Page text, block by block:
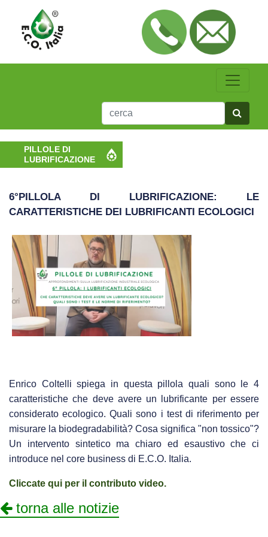
PILLOLE DI
LUBRIFICAZIONE
6°PILLOLA DI LUBRIFICAZIONE: LE
CARATTERISTICHE DEI LUBRIFICANTI ECOLOGICI
Enrico Coltelli spiega in questa pillola quali sono le 4
caratteristiche che deve avere un lubrificante per essere
considerato ecologico. Quali sono i test di riferimento per
misurare la biodegradabilità? Cosa significa "non tossico"?
Un intervento sintetico ma chiaro ed esaustivo che ci
introduce nel core business di E.C.O. Italia.
Cliccate qui per il contributo video.
torna alle notizie